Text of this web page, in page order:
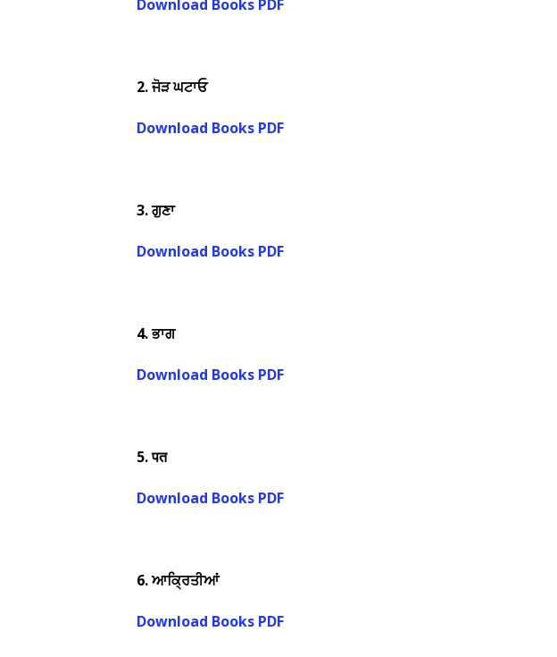
Download Books PDF
2.ਜੋੜ ਘਟਾਓ
Download Books PDF
3.ਗੁਣਾ
Download Books PDF
4.ਭਾਗ
Download Books PDF
5.पत
Download Books PDF
6.ਆਕ੍ਰਿਤੀਆਂ
Download Books PDF